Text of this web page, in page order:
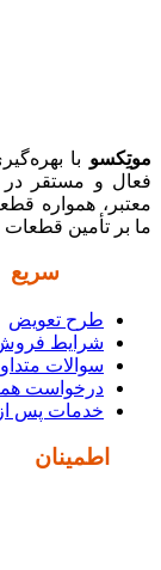
موتِکسو با
فعال و مستقر در
معتبر، همواره
ما بر تأمین
سریع
طرح تعویض
شرایط
سوالات
درخواست
خدمات پس
اطمینان